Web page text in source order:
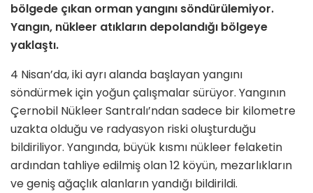
bölgede çıkan orman yangını söndürülemiyor.
Yangın, nükleer atıkların depolandığı bölgeye
yaklaştı.
4 Nisan’da, iki ayrı alanda başlayan yangını
söndürmek için yoğun çalışmalar sürüyor. Yangının
Çernobil Nükleer Santralı’ndan sadece bir kilometre
uzakta olduğu ve radyasyon riski oluşturduğu
bildiriliyor. Yangında, büyük kısmı nükleer felaketin
ardından tahliye edilmiş olan 12 köyün, mezarlıkların
ve geniş ağaçlık alanların yandığı bildirildi.